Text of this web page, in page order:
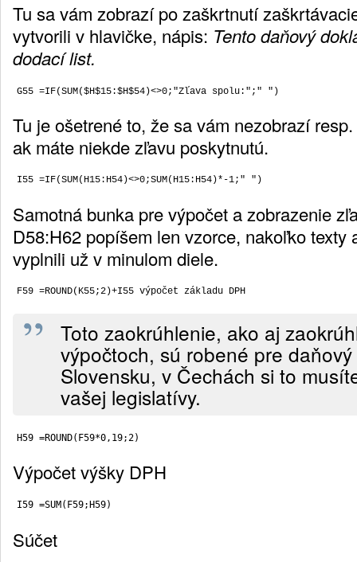
Tu sa vám zobrazí po zaškrtnutí
vytvorili v hlavičke, nápis: Tento daňový
dodací list.
Tu je ošetrené to, že sa vám nezobrazí
ak máte niekde zľavu poskytnutú.
Samotná bunka pre výpočet a zobrazenie
D58:H62 popíšem len vzorce, nakoľko texty
vyplnili už v minulom diele.
Toto zaokrúhlenie, ako aj
výpočtoch, sú robené pre
Slovensku, v Čechách si to
vašej legislatívy.
H59 =ROUND(F59*0,19;2)
Výpočet výšky DPH
I59 =SUM(F59;H59)
Súčet